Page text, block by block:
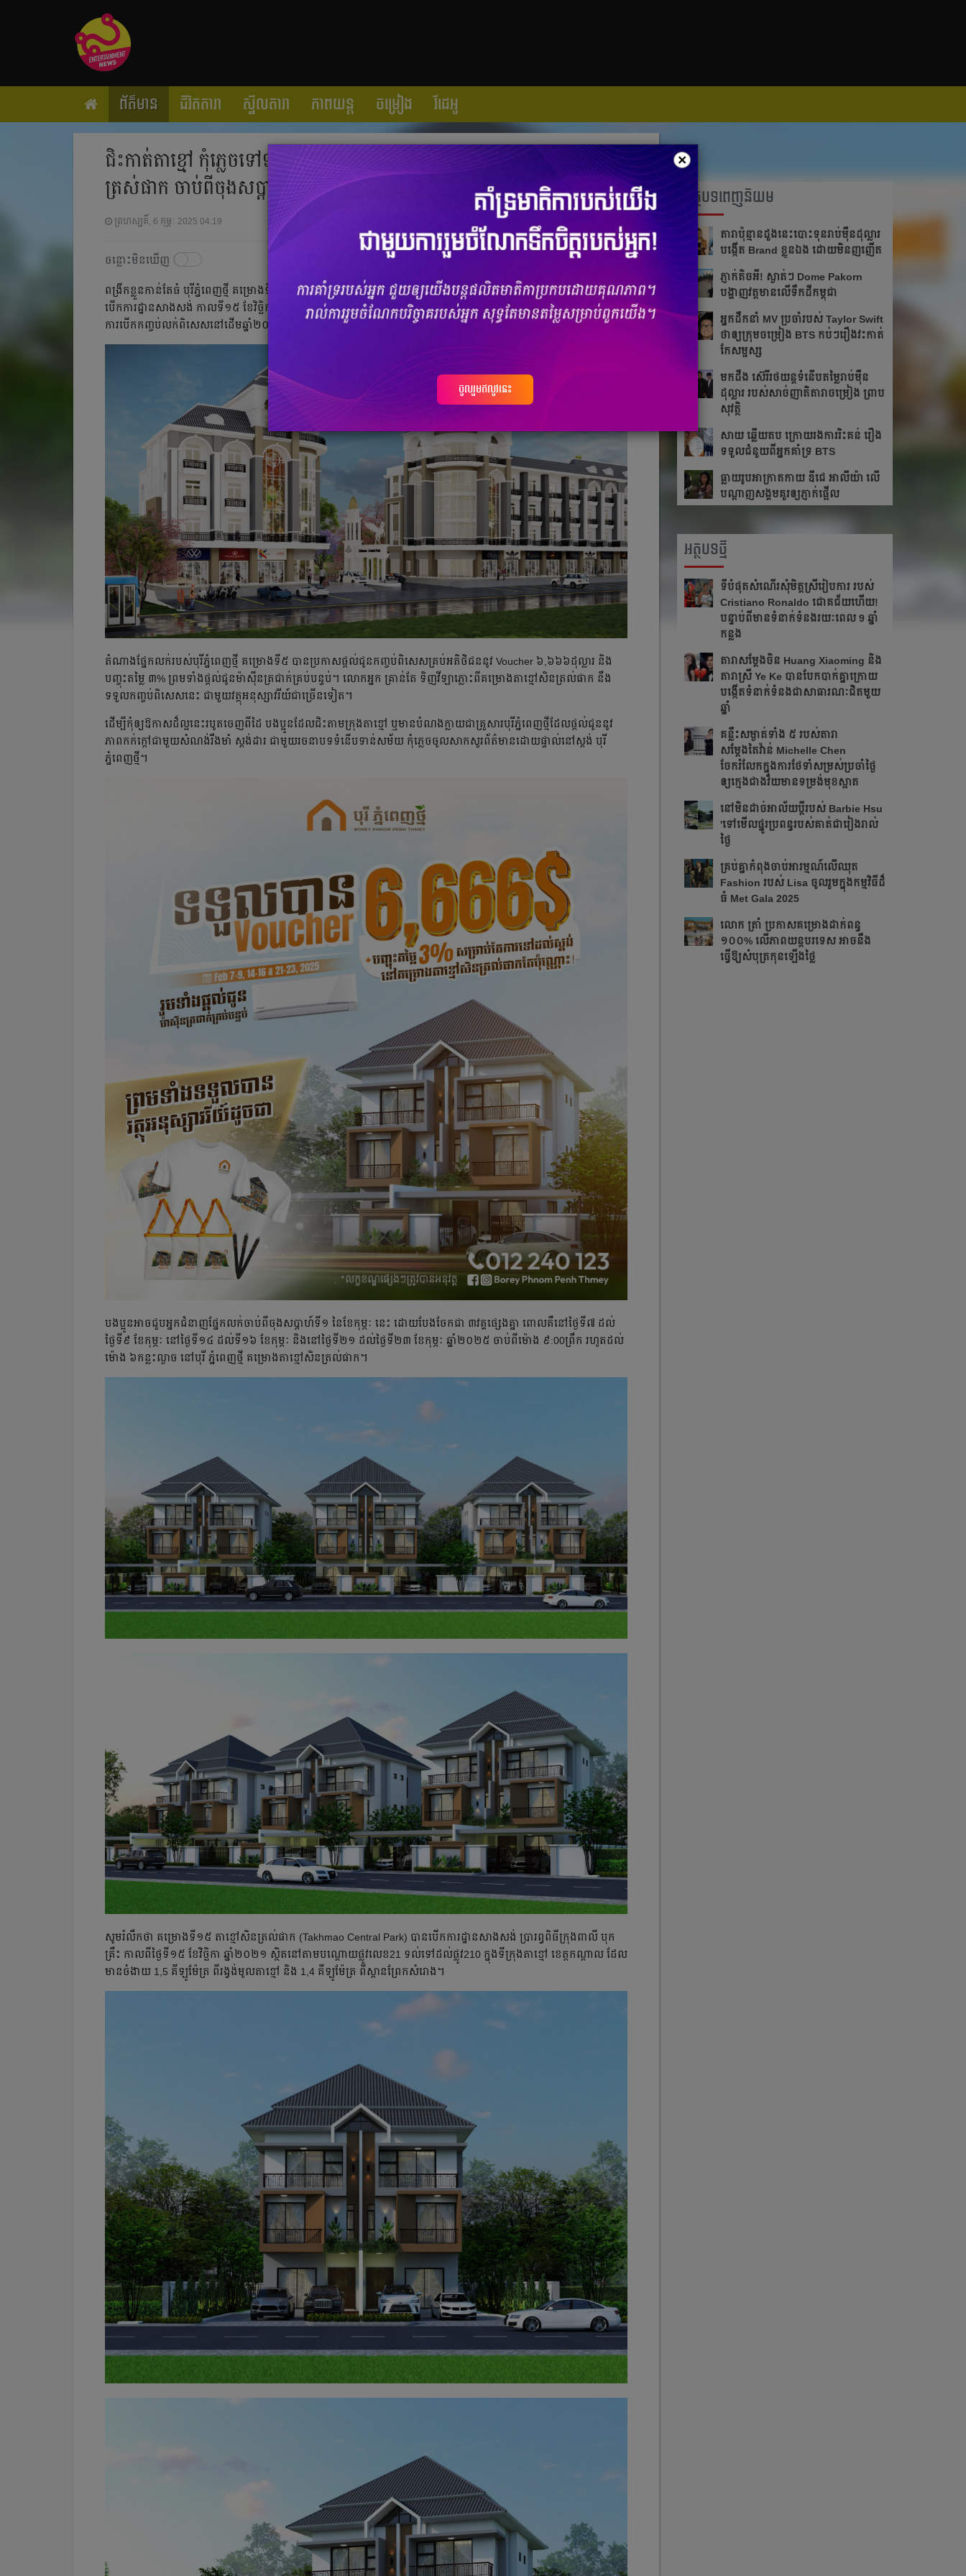
ព័ត៌មាន ជីវិតតារា ស្ទីលតារា ភាពយន្ត ចម្រៀង វីដេអូ
ជិះកាត់តាខ្មៅ កុំភ្លេចទៅទទួលកញ្ចប់ពិសេសពីបុរីភ្នំពេញថ្មី គម្រោងតាខ្មៅសិន
ត្រស់ផាក ចាប់ពីចុងសប្ដាហ៍នេះ
ព្រហស្បតិ៍, 6 កុម្ភៈ 2025 04:19
ចន្លោះមិនឃើញ
ពង្រីកខ្លួនកាន់តែធំ បុរីភ្នំពេញថ្មី គម្រោងទី១៥ តាខ្មៅសិនត្រល់ផាក (Takhmao Central Park) បានប្រារព្ធពិធីក្រុងពាលី បុកគ្រឹះ
បើកការដ្ឋានសាងសង់ កាលទី១៥ ខែវិចិ្ឆកា ឆ្នាំ២០២១។ បច្ចុប្បន្នផ្ទះល្វែង និងវីឡាប្រណីតៗ បានសង់រួច១០០% ជាមួយនឹង
ការបើកកញ្ចប់លក់ពិសេសនៅដើមឆ្នាំ២០២៥ នេះ។
តំណាងផ្នែកលក់របស់បុរីភ្នំពេញថ្មី គម្រោងទី៥ បានប្រកាសផ្ដល់ជូនកញ្ចប់ពិសេសគ្រប់អតិថិជននូវ Voucher ៦,៦៦៦ដុល្លារ និង
បញ្ចុះតម្លៃ ៣% ព្រមទាំងផ្ដល់ជូនម៉ាស៊ីនត្រជាក់គ្រប់បន្ទប់។ លោកអ្នក គ្រាន់តែ ទិញវីឡាភ្លោះពីគម្រោងតាខ្មៅសិនត្រល់ផាក នឹង
ទទួលកញ្ចប់ពិសេសនេះ ជាមួយវត្ថុអនុស្សាវរីយ៍ជាច្រើនទៀត។
ដើម្បីកុំឲ្យឱកាសដ៏ល្អនេះរបូតចេញពីដៃ បងប្អូនដែលជិះតាមក្រុងតាខ្មៅ ឬមានបំណងក្លាយជាគ្រួសារបុរីភ្នំពេញថ្មីដែលផ្ដល់ជូននូវ
ភាពកក់ក្ដៅជាមួយសំណង់រឹងមាំ ស្ដង់ដារ ជាមួយរចនាបទទំនើបទាន់សម័យ កុំភ្លេចចូលសាកសួរព័ត៌មានដោយផ្ទាល់នៅស្តង់ បុរី
ភ្នំពេញថ្មី។
បងប្អូនអាចជួបអ្នកជំនាញផ្នែកលក់ចាប់ពីចុងសប្ដាហ៍ទី១ នៃខែកុម្ភៈ នេះ ដោយបែងចែកជា ៣វគ្គផ្សេងគ្នា ពោលគឺនៅថ្ងៃទី៧ ដល់
ថ្ងៃទី៩ ខែកុម្ភៈ នៅថ្ងៃទី១៤ ដល់ទី១៦ ខែកុម្ភៈ និងនៅថ្ងៃទី២១ ដល់ថ្ងៃទី២៣ ខែកុម្ភៈ ឆ្នាំ២០២៥ ចាប់ពីម៉ោង ៩:00ព្រឹក រហូតដល់
ម៉ោង ៦កន្លះល្ងាច នៅបុរី ភ្នំពេញថ្មី គម្រោងតាខ្មៅសិនត្រល់ផាក។
សូមរំលឹកថា គម្រោងទី១៥ តាខ្មៅសិនត្រល់ផាក (Takhmao Central Park) បានបើកការដ្ឋានសាងសង់ ប្រារព្ធពិធីក្រុងពាលី បុក
គ្រឹះ កាលពីថ្ងៃទី១៥ ខែវិចិ្ឆកា ឆ្នាំ២០២១ ស្ថិតនៅតាមបណ្តោយផ្លូវលេខ21 ទល់ទៅដល់ផ្លូវ210 ក្នុងទីក្រុងតាខ្មៅ ខេត្តកណ្តាល ដែល
មានចំងាយ 1,5 គីឡូម៉ែត្រ ពីរង្វង់មូលតាខ្មៅ និង 1,4 គីឡូម៉ែត្រ ពីស្ពានព្រែកសំរោង។
អត្ថបទពេញនិយម
តារា​ប៉ុន្មានដួងនេះបោះ​ទុន​រាប់​ម៉ឺន​ដុល្លារ
បង្កើត Brand ខ្លួន​ឯង ដោយមិនញញើត
ភ្ញាក់តិចអី!​ ស្ងាត់ៗ Dome Pakorn
បង្ហាញវត្តមាន​លើទឹកដីកម្ពុជា
អ្នក​ដឹក​នាំ​ MV ប្រចាំ​របស់​ Taylor Swift
ថា​ឲ្យ​ក្រុម​ចម្រៀង BTS កប់ៗ​រឿង​វះកាត់​
កែ​សម្ផស្ស
​មក​ដឹង​ ស៊េរីរថយន្ត​ទំនើប​តម្លៃ​រាប់​ម៉ឺន​
ដុល្លារ របស់​សាច់​ញាតិ​តារាចម្រៀង ​​ព្រាប
សុវត្ថិ
សាយ ឆ្លើយតប​ ក្រោយរង​ការ​រិះគន់ រឿង​
ទទួលជំនួយពីអ្នកគាំទ្រ BTS
ធ្លាយ​រូប​អាក្រាត​កាយ ឌីជេ អាលីយ៉ា លើ​
បណ្ដាញ​សង្គម​គួរ​ឲ្យ​ភ្ញាក់​ផ្អើល
អត្ថបទថ្មី
ទីបំផុតសំណើរសុំមិត្តស្រីរៀបការ របស់
Cristiano Ronaldo ជោគជ័យហើយ!
បន្ទាប់ពីមានទំនាក់ទំនងរយៈពេល 9 ឆ្នាំ
កន្លង
តារាសម្ដែងចិន Huang Xiaoming និង
តារាស្រី Ye Ke បានបែកបាក់គ្នាក្រោយ
បង្កើតទំនាក់ទំនងជាសាធារណៈជិតមួយ
ឆ្នាំ
គន្លឹះសម្ងាត់ទាំង ៥ របស់តារា
សម្តែងតៃវ៉ាន់ Michelle Chen
ចែករំលែកក្នុងការថែទាំសម្រស់ប្រចាំថ្ងៃ
ឲ្យក្មេងជាងវ័យមានទម្រង់មុខស្អាត
នៅមិនដាច់អាល័យប្តីរបស់ Barbie Hsu
'ទៅមើលផ្នូរប្រពន្ធរបស់គាត់ជារៀងរាល់
ថ្ងៃ
គ្រប់គ្នាកំពុងចាប់អារម្មណ៍លើឈុត
Fashion របស់ Lisa ចូលរួមក្នុងកម្មវិធីដ៏
ធំ Met Gala 2025
លោក ត្រាំ ប្រកាសគម្រោងដាក់ពន្ធ
១០០% លើភាពយន្តបរទេស អាចនឹង
ធ្វើឱ្យសំបុត្រកុនឡើងថ្លៃ
×
ចូលរួមឥលូវនេះ